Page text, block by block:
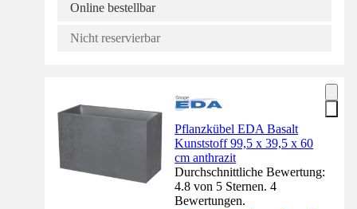
Online bestellbar
Nicht reservierbar
Pflanzkübel EDA Basalt
Kunststoff 99,5 x 39,5 x 60
cm anthrazit
Durchschnittliche Bewertung:
4.8 von 5 Sternen. 4
Bewertungen.